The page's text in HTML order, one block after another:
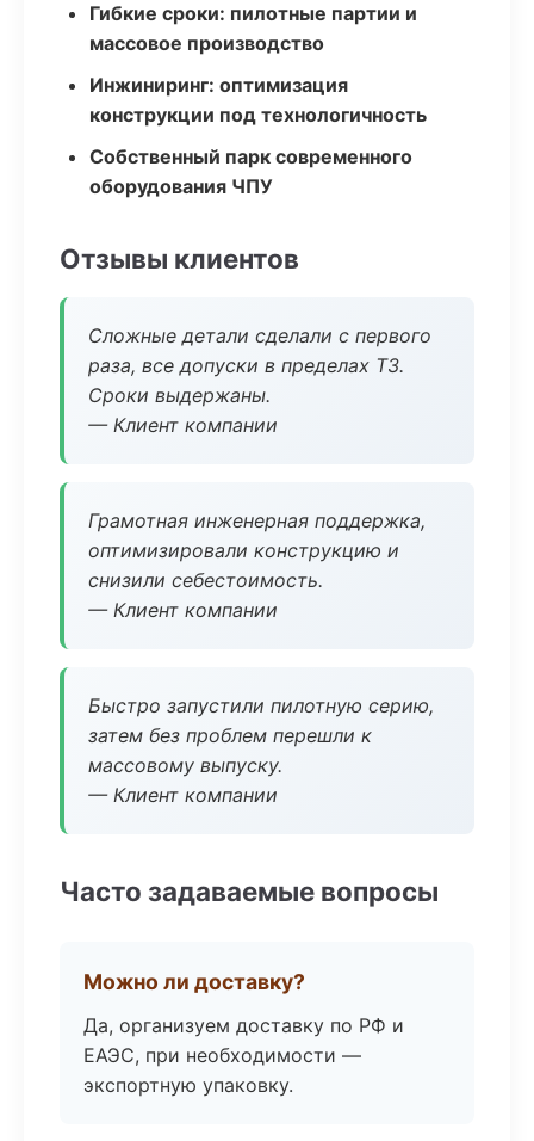
Гибкие сроки: пилотные партии и
массовое производство
Инжиниринг: оптимизация
конструкции под технологичность
Собственный парк современного
оборудования ЧПУ
Отзывы клиентов
Сложные детали сделали с первого
раза, все допуски в пределах ТЗ.
Сроки выдержаны.
— Клиент компании
Грамотная инженерная поддержка,
оптимизировали конструкцию и
снизили себестоимость.
— Клиент компании
Быстро запустили пилотную серию,
затем без проблем перешли к
массовому выпуску.
— Клиент компании
Часто задаваемые вопросы
Можно ли доставку?
Да, организуем доставку по РФ и
ЕАЭС, при необходимости —
экспортную упаковку.